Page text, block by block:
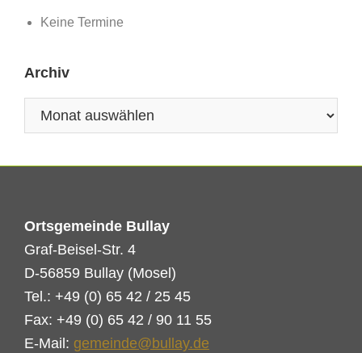
Keine Termine
Archiv
Ortsgemeinde Bullay
Graf-Beisel-Str. 4
D-56859 Bullay (Mosel)
Tel.: +49 (0) 65 42 / 25 45
Fax: +49 (0) 65 42 / 90 11 55
E-Mail: gemeinde@bullay.de